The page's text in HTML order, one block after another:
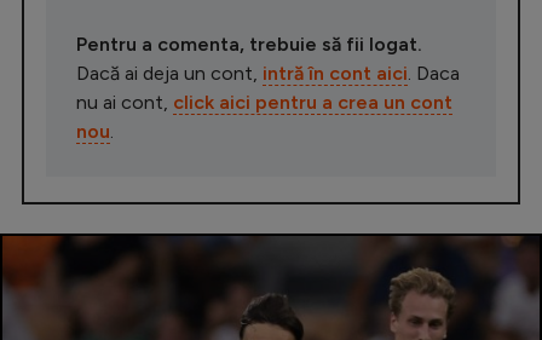
Pentru a comenta, trebuie să fii logat.
Dacă ai deja un cont, intră în cont aici . Daca
nu ai cont, click aici pentru a crea un cont
nou